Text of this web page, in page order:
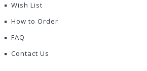
Wish List
How to Order
FAQ
Contact Us